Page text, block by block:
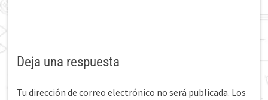
Deja una respuesta
Tu dirección de correo electrónico no será publicada. Los